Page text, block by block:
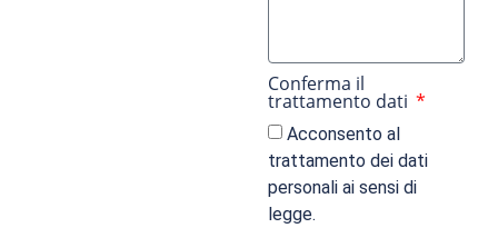
Conferma il
trattamento dati
Acconsento al
trattamento dei dati
personali ai sensi di
legge.